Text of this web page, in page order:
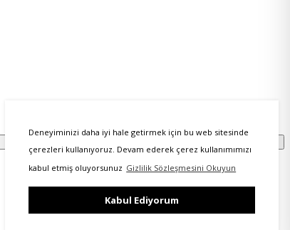
Deneyiminizi daha iyi hale getirmek için bu web sitesinde
çerezleri kullanıyoruz. Devam ederek çerez kullanımımızı
kabul etmiş oluyorsunuz Gizlilik Sözleşmesini Okuyun
Kabul Ediyorum